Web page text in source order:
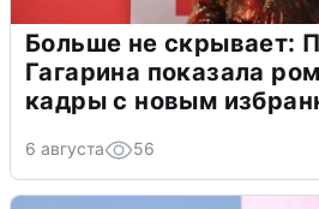
Больше не скрывает:
Гагарина показала
кадры с новым
6 августа 56